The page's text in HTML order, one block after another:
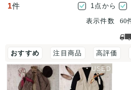
1件 1点から
表示件数
おすすめ 注目商品 高評価